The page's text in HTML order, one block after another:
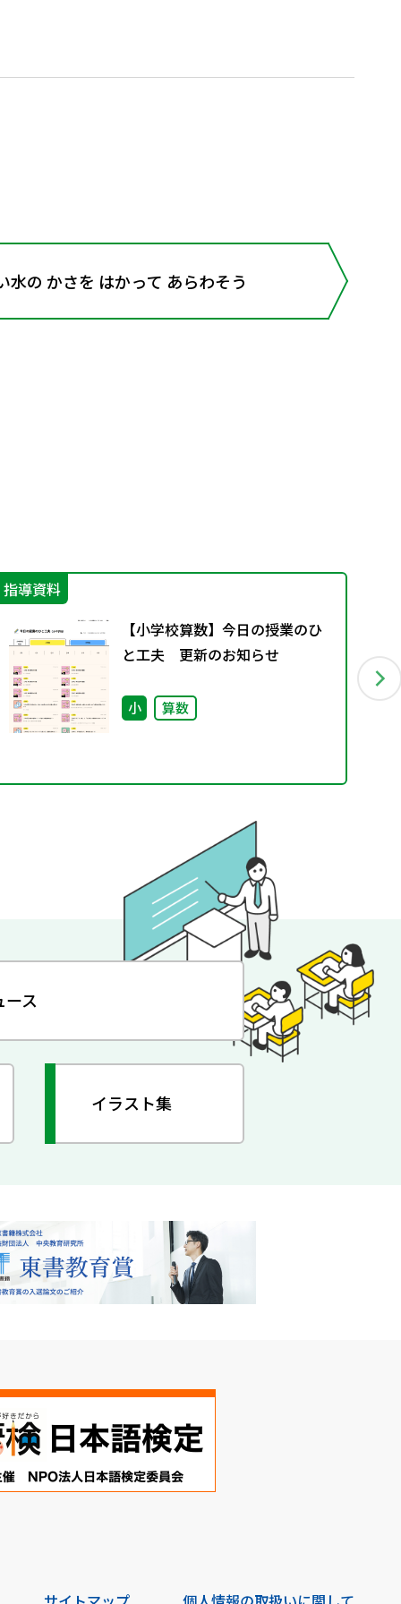
の かさを はかって あらわそう
指導資料
【小学校算数】今日の授業のひ
と工夫 更新のお知らせ
小 算数
ース
イラスト集